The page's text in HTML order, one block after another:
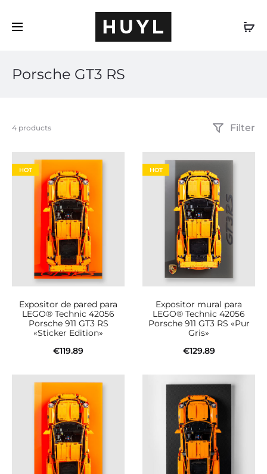
Porsche GT3 RS
4 productsMostrando
4
resultados
Ordenado
por
popularidad
Filter
HOT
Expositor de pared para
LEGO® Technic 42056
Porsche 911 GT3 RS
«Sticker Edition»
€119.89
HOT
Expositor mural para
LEGO® Technic 42056
Porsche 911 GT3 RS «Pur
Gris»
€129.89